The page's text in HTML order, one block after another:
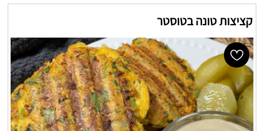
קציצות טונה בטוסטר